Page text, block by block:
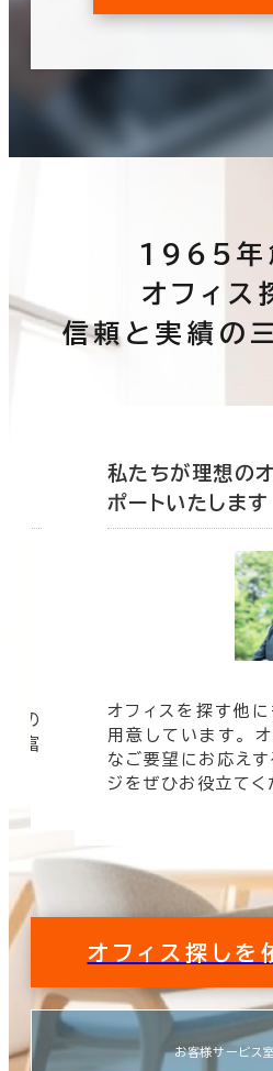
1965年
オフィス
信頼と実績の
の
豊富
私たちが理想の
ポートいたします
オフィスを探す他
用意しています。
なご要望にお応え
ジをぜひお役立てく
オフィス探しを
お客様サービス室